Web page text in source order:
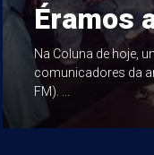
Éramos
Na Coluna de hoje,
comunicadores da
FM). ...